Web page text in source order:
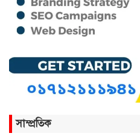
সিলেট
আলী রেজা
নতুন
সাম্প্রতিক